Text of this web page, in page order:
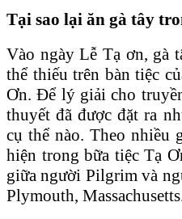
Tại sao lại ăn gà tây
Vào ngày Lễ Tạ ơn, gà
thể thiếu trên bàn tiệc
Ơn. Để lý giải cho
thuyết đã được đặt ra
cụ thể nào. Theo nhiều
hiện trong bữa tiệc Tạ
giữa người Pilgrim và
Plymouth,